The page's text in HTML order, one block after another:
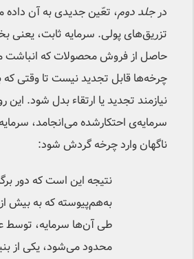
درجلد دوم، تعّین جدیدی به آن داده
تزریق‌های پولی. سرمایه ثابت، یعنی
حاصل از فروش محصولات که انباشت
چرخه‌‌ها قابل تجدید نیست تا وقتی که
نیازمند تجدید یا ارتقاء بدل شود.
سرمایه‌ی احتکارشده می‌انجامد،
ناگهان وارد چرخه گردش شود:
نتیجه این است که دور
به‌هم‌پیوسته که به بیش
طی آن‌ها سرمایه، توسط
محدود می‌شود، یکی از